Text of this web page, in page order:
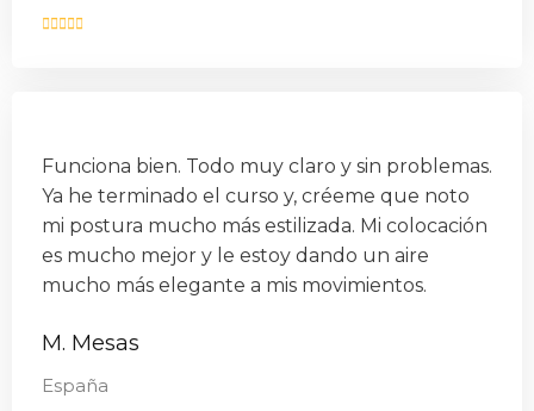
Funciona bien. Todo muy claro y sin problemas.
Ya he terminado el curso y, créeme que noto
mi postura mucho más estilizada. Mi colocación
es mucho mejor y le estoy dando un aire
mucho más elegante a mis movimientos.
M. Mesas
España